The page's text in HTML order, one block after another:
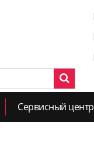
Сервисный центр